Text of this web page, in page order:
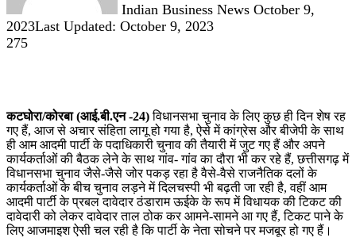
Indian Business News October 9,
2023Last Updated: October 9, 2023
275
कटघोरा/कोरबा (आई.बी.एन -24)विधानसभा चुनाव के लिए कुछ ही दिन शेष रह
गए हैं, आज से अचार संहिता लागू हो गया है, ऐसे में कांग्रेस और बीजेपी के साथ
ही आम आदमी पार्टी के पदाधिकारी चुनाव की तैयारी में जुट गए हैं और अपने
कार्यकर्ताओं की बैठक लेने के साथ गांव- गांव का दौरा भी कर रहे हैं, छत्तीसगढ़ में
विधानसभा चुनाव जैसे-जैसे जोर पकड़ रहा है वैसे-वैसे राजनैतिक दलों के
कार्यकर्ताओं के बीच चुनाव लड़ने में दिलचस्पी भी बढ़ती जा रही है, वहीं आम
आदमी पार्टी के प्रबल दावेदार ठंडाराम ऊईके के रूप में विधायक की टिकट की
दावेदारी को लेकर दावेदार ताल ठोक कर आमने-सामने आ गए हैं, टिकट पाने के
लिए आजमाइश ऐसी चल रही है कि पार्टी के नेता सोचने पर मजबूर हो गए हैं।